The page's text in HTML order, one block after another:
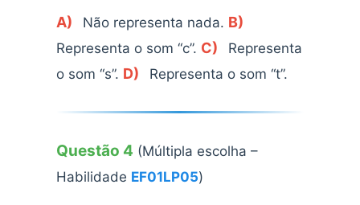
A) Não representa nada. B)
Representa o som “c”. C)
Representa
o som “s”. D) Representa o som “t”.
Questão 4 (Múltipla escolha –
Habilidade EF01LP05)